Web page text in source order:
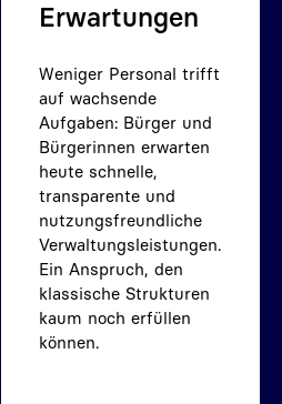
Erwartungen
Weniger Personal trifft
auf wachsende
Aufgaben: Bürger und
Bürgerinnen erwarten
heute schnelle,
transparente und
nutzungsfreundliche
Verwaltungsleistungen.
Ein Anspruch, den
klassische Strukturen
kaum noch erfüllen
können.